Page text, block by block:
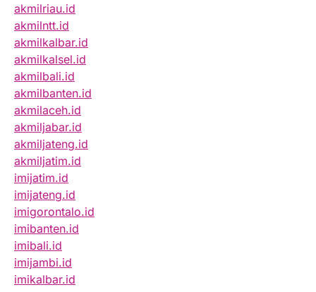
akmilriau.id
akmilntt.id
akmilkalbar.id
akmilkalsel.id
akmilbali.id
akmilbanten.id
akmilaceh.id
akmiljabar.id
akmiljateng.id
akmiljatim.id
imijatim.id
imijateng.id
imigorontalo.id
imibanten.id
imibali.id
imijambi.id
imikalbar.id